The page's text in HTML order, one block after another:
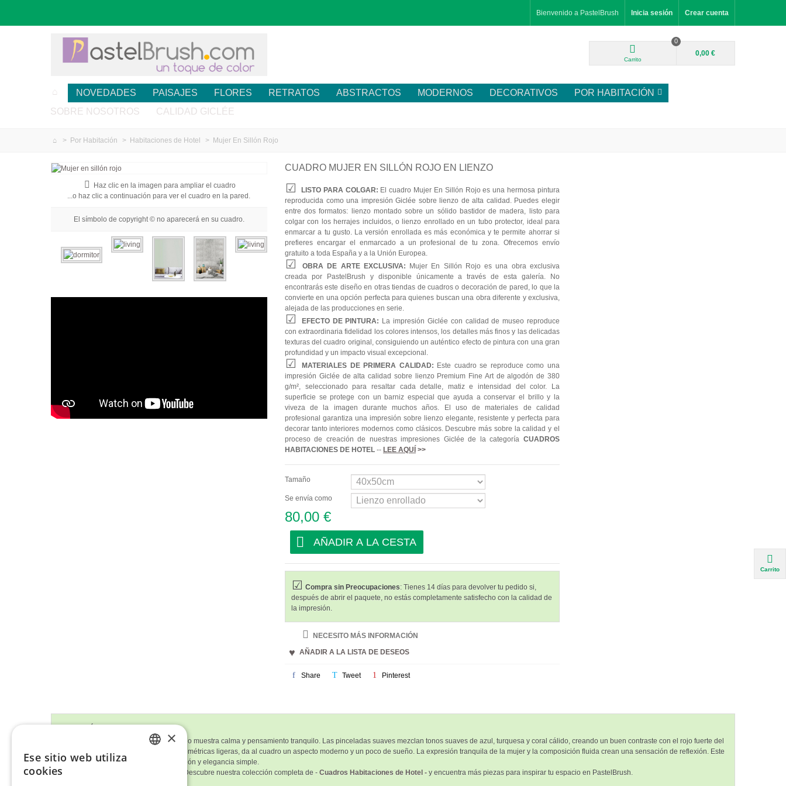
Bienvenido a PastelBrush Inicia sesión Crear cuenta
Carrito
0
0,00 €
NOVEDADES PAISAJES FLORES RETRATOS ABSTRACTOS MODERNOS DECORATIVOS
POR HABITACIÓN
SOBRE NOSOTROS
CALIDAD GICLÉE
> Por Habitación > Habitaciones de Hotel > Mujer En Sillón Rojo
Haz clic en la imagen para ampliar el cuadro
...o haz clic a continuación para ver el cuadro en la pared.
El símbolo de copyright © no aparecerá en su cuadro.
CUADRO MUJER EN SILLÓN ROJO EN LIENZO
LISTO PARA COLGAR: El cuadro Mujer En Sillón Rojo es una hermosa pintura
reproducida como una impresión Giclée sobre lienzo de alta calidad. Puedes elegir
entre dos formatos: lienzo montado sobre un sólido bastidor de madera, listo para
colgar con los herrajes incluidos, o lienzo enrollado en un tubo protector, ideal para
enmarcar a tu gusto. La versión enrollada es más económica y te permite ahorrar si
prefieres encargar el enmarcado a un profesional de tu zona. Ofrecemos envío
gratuito a toda España y a la Unión Europea.
OBRA DE ARTE EXCLUSIVA: Mujer En Sillón Rojo es una obra exclusiva
creada por PastelBrush y disponible únicamente a través de esta galería. No
encontrarás este diseño en otras tiendas de cuadros o decoración de pared, lo que la
convierte en una opción perfecta para quienes buscan una obra diferente y exclusiva,
alejada de las producciones en serie.
EFECTO DE PINTURA: La impresión Giclée con calidad de museo reproduce
con extraordinaria fidelidad los colores intensos, los detalles más finos y las delicadas
texturas del cuadro original, consiguiendo un auténtico efecto de pintura con una gran
profundidad y un impacto visual excepcional.
MATERIALES DE PRIMERA CALIDAD: Este cuadro se reproduce como una
impresión Giclée de alta calidad sobre lienzo Premium Fine Art de algodón de 380
g/m², seleccionado para resaltar cada detalle, matiz e intensidad del color. La
superficie se protege con un barniz especial que ayuda a conservar el brillo y la
viveza de la imagen durante muchos años. El uso de materiales de calidad
profesional garantiza una impresión sobre lienzo elegante, resistente y perfecta para
decorar tanto interiores modernos como clásicos. Descubre más sobre la calidad y el
proceso de creación de nuestras impresiones Giclée de la categoría CUADROS
HABITACIONES DE HOTEL-- LEE AQUÍ>>
Tamaño
Se envía como
80,00 €
AÑADIR A LA CESTA
Compra sin Preocupaciones: Tienes 14 días para devolver tu pedido si,
después de abrir el paquete, no estás completamente satisfecho con la calidad de
la impresión.
NECESITO MÁS INFORMACIÓN
AÑADIR A LA LISTA DE DESEOS
Share Tweet Pinterest
Descripción del Cuadro
Este cuadro de una mujer en un sillón rojo muestra calma y pensamiento tranquilo. Las pinceladas suaves mezclan tonos suaves de azul, turquesa y coral cálido, creando un buen contraste con el rojo fuerte del
sillón. El fondo abstracto, con formas geométricas ligeras, da al cuadro un aspecto moderno y un poco de sueño. La expresión tranquila de la mujer y la composición fluida crean una sensación de reflexión. Este
cuadro es un buen equilibrio entre emoción y elegancia simple.
¿Te ha gustado
? Descubre nuestra colección completa de - Cuadros Habitaciones de Hotel - y encuentra más piezas para inspirar tu espacio en PastelBrush.
Carrito
×
Ese sitio web utiliza
cookies